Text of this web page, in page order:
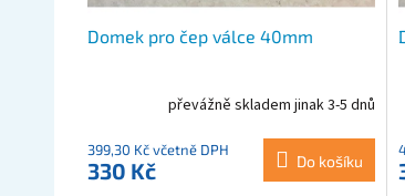
Domek pro čep válce 40mm
převážně skladem jinak 3-5 dnů
399,30 Kč včetně DPH
330 Kč Do košíku